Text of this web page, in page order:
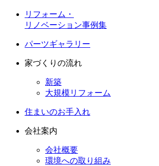
リフォーム・
リノベーション事例集
パーツギャラリー
家づくりの流れ
新築
大規模リフォーム
住まいのお手入れ
会社案内
会社概要
環境への取り組み